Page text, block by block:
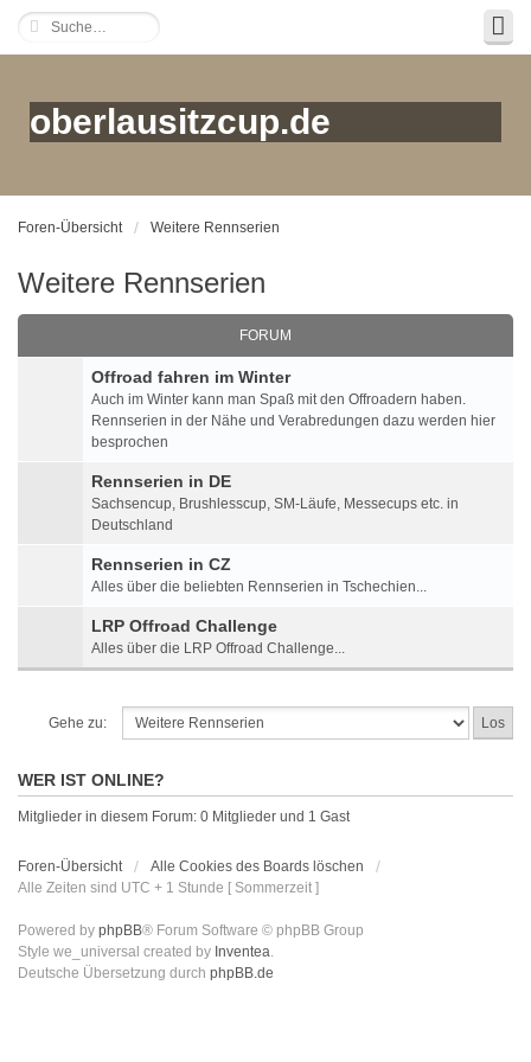
oberlausitzcup.de
Foren-Übersicht Weitere Rennserien
Weitere Rennserien
FORUM
Offroad fahren im Winter
Auch im Winter kann man Spaß mit den Offroadern haben.
Rennserien in der Nähe und Verabredungen dazu werden hier
besprochen
Rennserien in DE
Sachsencup, Brushlesscup, SM-Läufe, Messecups etc. in
Deutschland
Rennserien in CZ
Alles über die beliebten Rennserien in Tschechien...
LRP Offroad Challenge
Alles über die LRP Offroad Challenge...
Gehe zu:
WER IST ONLINE?
Mitglieder in diesem Forum: 0 Mitglieder und 1 Gast
Foren-Übersicht
Alle Cookies des Boards löschen
Alle Zeiten sind UTC + 1 Stunde [ Sommerzeit ]
Powered by phpBB® Forum Software © phpBB Group
Style we_universal created by Inventea.
Deutsche Übersetzung durch phpBB.de